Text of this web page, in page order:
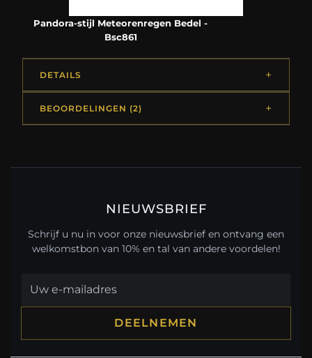
Pandora-stijl Meteorenregen Bedel -
Bsc861
DETAILS
BEOORDELINGEN (2)
NIEUWSBRIEF
Schrijf u nu in voor onze nieuwsbrief en ontvang een
welkomstbon van 10% en tal van andere voordelen!
DEELNEMEN